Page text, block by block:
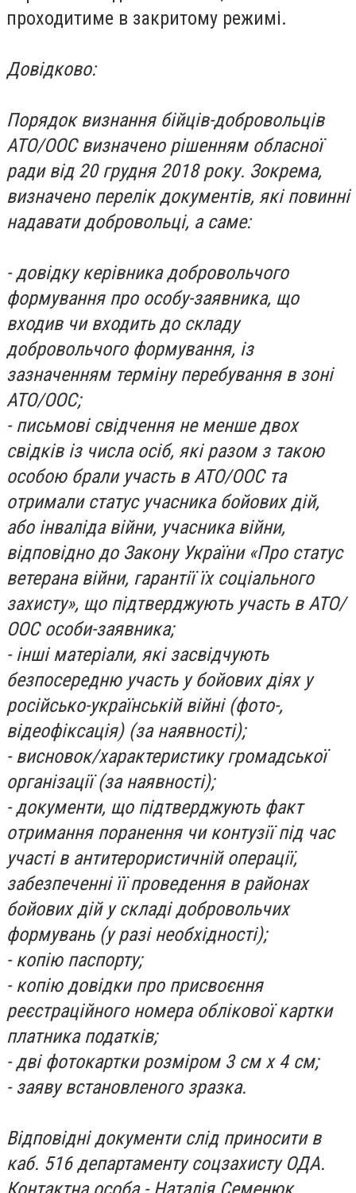
проходитиме в закритому режимі.
Довідково:
Порядок визнання бійців-добровольців
АТО/ООС визначено рішенням обласної
ради від 20 грудня 2018 року. Зокрема,
визначено перелік документів, які повинні
надавати добровольці, а саме:
- довідку керівника добровольчого
формування про особу-заявника, що
входив чи входить до складу
добровольчого формування, із
зазначенням терміну перебування в зоні
АТО/ООС;
- письмові свідчення не менше двох
свідків із числа осіб, які разом з такою
особою брали участь в АТО/ООС та
отримали статус учасника бойових дій,
або інваліда війни, учасника війни,
відповідно до Закону України «Про статус
ветерана війни, гарантії їх соціального
захисту», що підтверджують участь в АТО/
ООС особи-заявника;
- інші матеріали, які засвідчують
безпосередню участь у бойових діях у
російсько-українській війні (фото-,
відеофіксація) (за наявності);
- висновок/характеристику громадської
організації (за наявності);
- документи, що підтверджують факт
отримання поранення чи контузії під час
участі в антитерористичній операції,
забезпеченні її проведення в районах
бойових дій у складі добровольчих
формувань (у разі необхідності);
- копію паспорту;
- копію довідки про присвоєння
реєстраційного номера облікової картки
платника податків;
- дві фотокартки розміром 3 см х 4 см;
- заяву встановленого зразка.
Відповідні документи слід приносити в
каб. 516 департаменту соцзахисту ОДА.